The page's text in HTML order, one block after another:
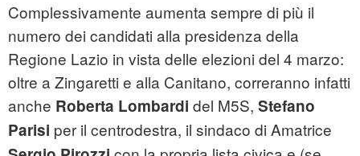
Complessivamente aumenta sempre di più il
numero dei candidati alla presidenza della
Regione Lazio in vista delle elezioni del 4 marzo:
oltre a Zingaretti e alla Canitano, correranno infatti
anche Roberta Lombardi del M5S, Stefano
Parisi per il centrodestra, il sindaco di Amatrice